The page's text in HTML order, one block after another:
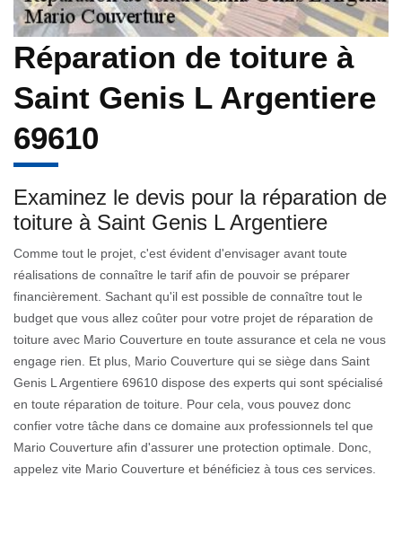
Réparation de toiture à
Saint Genis L Argentiere
69610
Examinez le devis pour la réparation de
toiture à Saint Genis L Argentiere
Comme tout le projet, c'est évident d'envisager avant toute
réalisations de connaître le tarif afin de pouvoir se préparer
financièrement. Sachant qu'il est possible de connaître tout le
budget que vous allez coûter pour votre projet de réparation de
toiture avec Mario Couverture en toute assurance et cela ne vous
engage rien. Et plus, Mario Couverture qui se siège dans Saint
Genis L Argentiere 69610 dispose des experts qui sont spécialisé
en toute réparation de toiture. Pour cela, vous pouvez donc
confier votre tâche dans ce domaine aux professionnels tel que
Mario Couverture afin d'assurer une protection optimale. Donc,
appelez vite Mario Couverture et bénéficiez à tous ces services.